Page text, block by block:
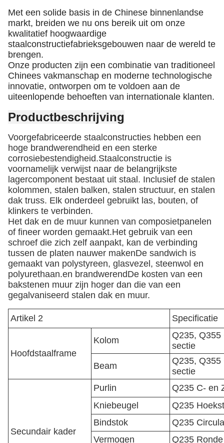
Met een solide basis in de Chinese binnenlandse
markt, breiden we nu ons bereik uit om onze
kwalitatief hoogwaardige
staalconstructiefabrieksgebouwen naar de wereld te
brengen.
Onze producten zijn een combinatie van traditioneel
Chinees vakmanschap en moderne technologische
innovatie, ontworpen om te voldoen aan de
uiteenlopende behoeften van internationale klanten.
Productbeschrijving
Voorgefabriceerde staalconstructies hebben een
hoge brandwerendheid en een sterke
corrosiebestendigheid.Staalconstructie is
voornamelijk verwijst naar de belangrijkste
lagercomponent bestaat uit staal. Inclusief de stalen
kolommen, stalen balken, stalen structuur, en stalen
dak truss. Elk onderdeel gebruikt las, bouten, of
klinkers te verbinden.
Het dak en de muur kunnen van composietpanelen
of fineer worden gemaakt.Het gebruik van een
schroef die zich zelf aanpakt, kan de verbinding
tussen de platen nauwer makenDe sandwich is
gemaakt van polystyreen, glasvezel, steenwol en
polyurethaan.en brandwerendDe kosten van een
bakstenen muur zijn hoger dan die van een
gegalvaniseerd stalen dak en muur.
Artikel 2 Specificatie
Hoofdstaalframe
Kolom
Q235,
sectie
Beam
Q235,
sectie
Secundair kader
Purlin
Q235 C- en
Kniebeugel
Q235
Bindstok
Q235
Vermogen
Q235